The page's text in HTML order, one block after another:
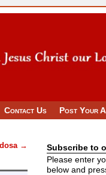
Contact Us
Post Your
→
Subscribe to
Please enter
below and